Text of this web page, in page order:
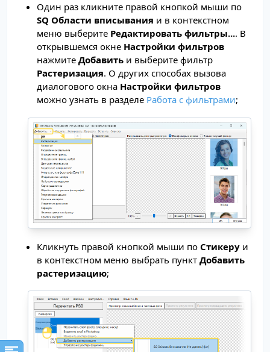
Один раз кликните правой кнопкой мыши по
SQ Области вписывания и в контекстном
меню выберите Редактировать фильтры.... В
открывшемся окне Настройки фильтров
нажмите Добавить и выберите фильтр
Растеризация. О других способах вызова
диалогового окна Настройки фильтров
можно узнать в разделе Работа с фильтрами;
Кликнуть правой кнопкой мыши по Стикеру и
в контекстном меню выбрать пункт Добавить
растеризацию;